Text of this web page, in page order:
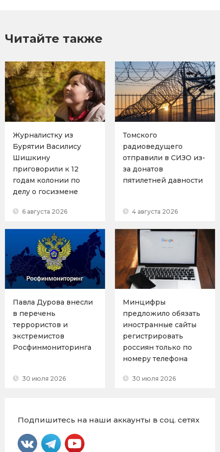
Читайте также
Журналистку из
Бурятии Василису
Шишкину
приговорили к 12
годам колонии по
делу о госизмене
6 августа 2026
Томского
радиоведущего
отправили в СИЗО из-
за донатов
пятилетней давности
4 августа 2026
Павла Дурова внесли
в перечень
террористов и
экстремистов
Росфинмониторинга
30 июля 2026
Минцифры
предложило обязать
иностранные сайты
регистрировать
россиян только по
номеру телефона
30 июля 2026
Подпишитесь на наши аккаунты в соц. сетях